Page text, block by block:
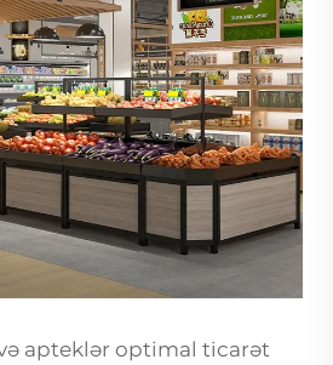
apteklər optimal ticarət